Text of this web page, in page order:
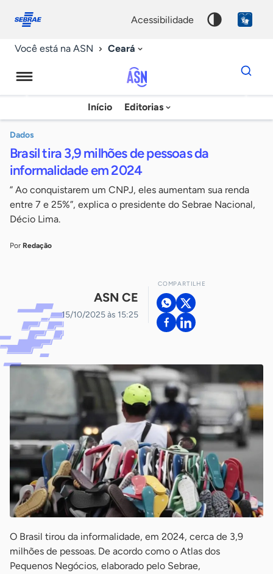
conosco
acessibilidade
Você está na ASN Ceará
Agência
Sebrae
Notícias
Início Editorias
Dados
para
chave
Dados
Brasil tira 3,9 milhões de pessoas da
informalidade em 2024
” Ao conquistarem um CNPJ, eles aumentam sua renda
entre 7 e 25%”, explica o presidente do Sebrae Nacional,
Décio Lima.
Por Redação
ASN CE
15/10/2025 às 15:25
COMPARTILHE
O Brasil tirou da informalidade, em 2024, cerca de 3,9
milhões de pessoas. De acordo como o Atlas dos
Pequenos Negócios, elaborado pelo Sebrae,